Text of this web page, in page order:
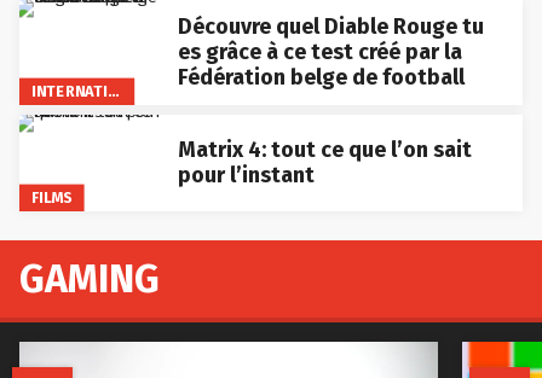
INTERNATIONAL
Découvre quel Diable Rouge tu
es grâce à ce test créé par la
Fédération belge de football
FILMS
Matrix 4: tout ce que l’on sait
pour l’instant
GAMING